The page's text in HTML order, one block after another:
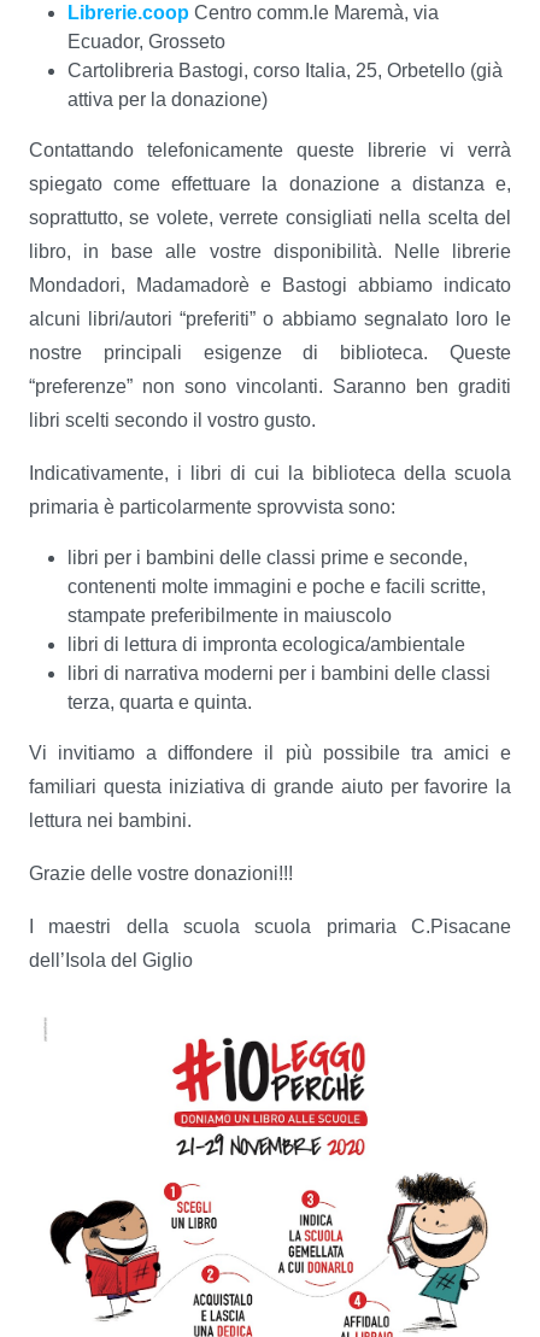
Librerie.coop Centro comm.le Maremà, via
Ecuador, Grosseto
Cartolibreria Bastogi, corso Italia, 25, Orbetello (già
attiva per la donazione)
Contattando telefonicamente queste librerie vi verrà
spiegato come effettuare la donazione a distanza e,
soprattutto, se volete, verrete consigliati nella scelta del
libro, in base alle vostre disponibilità. Nelle librerie
Mondadori, Madamadorè e Bastogi abbiamo indicato
alcuni libri/autori “preferiti” o abbiamo segnalato loro le
nostre principali esigenze di biblioteca. Queste
“preferenze” non sono vincolanti. Saranno ben graditi
libri scelti secondo il vostro gusto.
Indicativamente, i libri di cui la biblioteca della scuola
primaria è particolarmente sprovvista sono:
libri per i bambini delle classi prime e seconde,
contenenti molte immagini e poche e facili scritte,
stampate preferibilmente in maiuscolo
libri di lettura di impronta ecologica/ambientale
libri di narrativa moderni per i bambini delle classi
terza, quarta e quinta.
Vi invitiamo a diffondere il più possibile tra amici e
familiari questa iniziativa di grande aiuto per favorire la
lettura nei bambini.
Grazie delle vostre donazioni!!!
I maestri della scuola scuola primaria C.Pisacane
dell’Isola del Giglio